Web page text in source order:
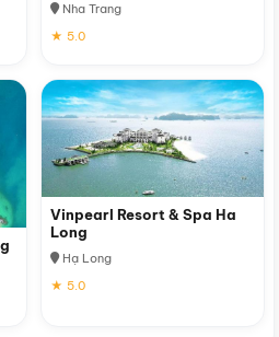
Nha Trang
★ 5.0
Vinpearl Resort & Spa Ha
Long
Hạ Long
★ 5.0